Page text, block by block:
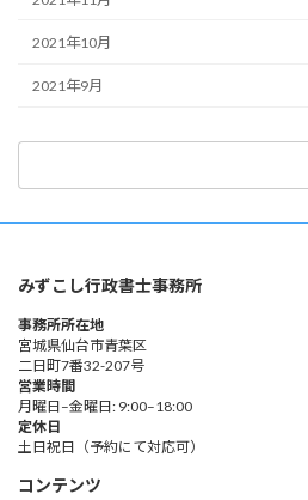
2021年10月
2021年9月
みずこし行政書士事務所
事務所所在地
宮城県仙台市青葉区
二日町7番32-207号
営業時間
月曜日–金曜日: 9:00–18:00
定休日
土日祝日（予約にて対応可）
コンテンツ